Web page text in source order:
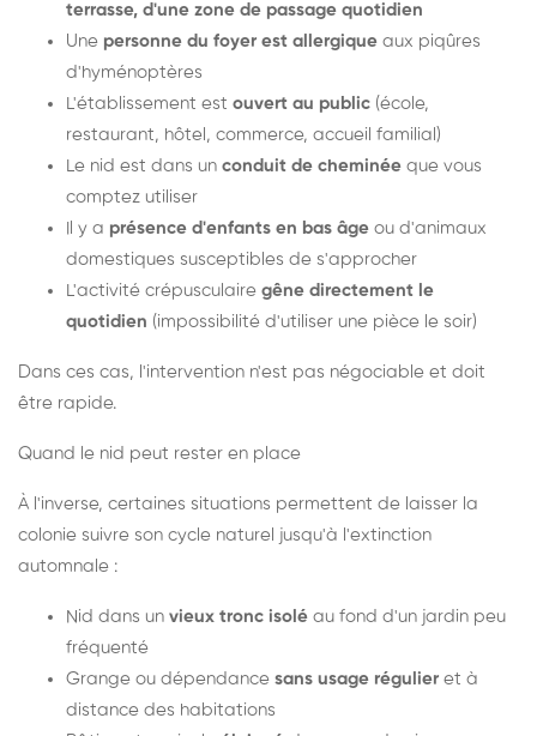
terrasse, d'une zone de passage quotidien
Une personne du foyer est allergique aux piqûres
d'hyménoptères
L'établissement est ouvert au public (école,
restaurant, hôtel, commerce, accueil familial)
Le nid est dans un conduit de cheminée que vous
comptez utiliser
Il y a présence d'enfants en bas âge ou d'animaux
domestiques susceptibles de s'approcher
L'activité crépusculaire gêne directement le
quotidien (impossibilité d'utiliser une pièce le soir)
Dans ces cas, l'intervention n'est pas négociable et doit
être rapide.
Quand le nid peut rester en place
À l'inverse, certaines situations permettent de laisser la
colonie suivre son cycle naturel jusqu'à l'extinction
automnale :
Nid dans un vieux tronc isolé au fond d'un jardin peu
fréquenté
Grange ou dépendance sans usage régulier et à
distance des habitations